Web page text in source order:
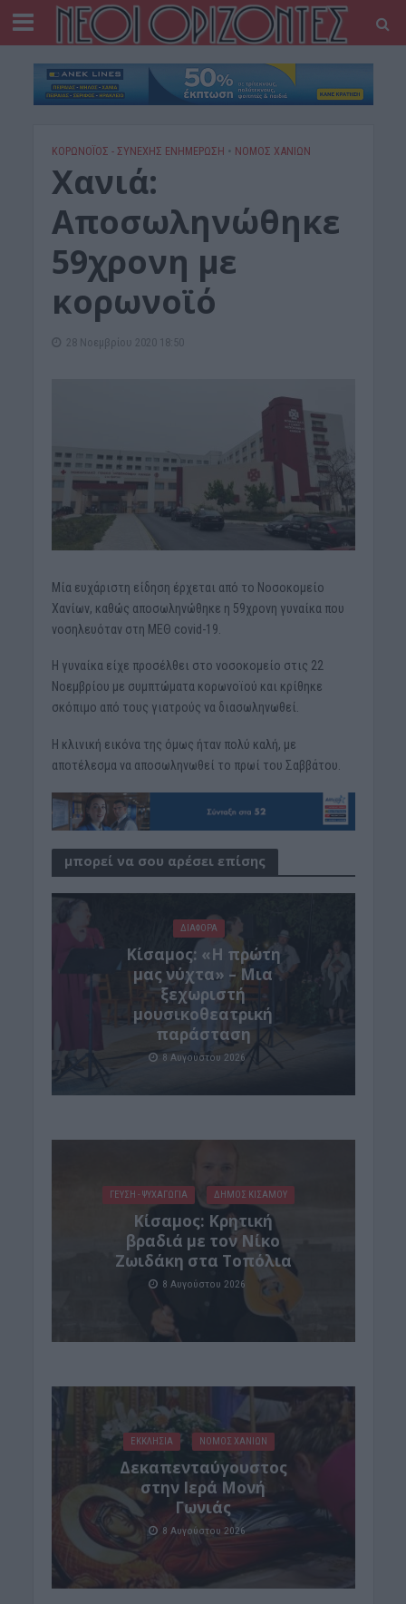
ΚΟΡΩΝΟΪΟΣ - ΣΥΝΕΧΗΣ ΕΝΗΜΕΡΩΣΗ • ΝΟΜΌΣ ΧΑΝΊΩΝ
Χανιά:
Αποσωληνώθηκε
59χρονη με
κορωνοϊό
28 Νοεμβρίου 2020 18:50
Μία ευχάριστη είδηση έρχεται από το Noσοκομείο
Χανίων, καθώς αποσωληνώθηκε η 59χρονη γυναίκα που
νοσηλευόταν στη ΜΕΘ covid-19.
Η γυναίκα είχε προσέλθει στο νοσοκομείο στις 22
Νοεμβρίου με συμπτώματα κορωνοϊού και κρίθηκε
σκόπιμο από τους γιατρούς να διασωληνωθεί.
Η κλινική εικόνα της όμως ήταν πολύ καλή, με
αποτέλεσμα να αποσωληνωθεί το πρωί του Σαββάτου.
μπορεί να σου αρέσει επίσης
ΔΙΆΦΟΡΑ
Κίσαμος: «Η πρώτη
μας νύχτα» – Μια
ξεχωριστή
μουσικοθεατρική
παράσταση
8 Αυγούστου 2026
ΓΕΎΣΗ - ΨΥΧΑΓΩΓΊΑ ΔΉΜΟΣ ΚΙΣΆΜΟΥ
Kίσαμος: Κρητική
βραδιά με τον Νίκο
Ζωιδάκη στα Τοπόλια
8 Αυγούστου 2026
ΕΚΚΛΗΣΙΑ ΝΟΜΌΣ ΧΑΝΊΩΝ
Δεκαπενταύγουστος
στην Ιερά Μονή
Γωνιάς
8 Αυγούστου 2026